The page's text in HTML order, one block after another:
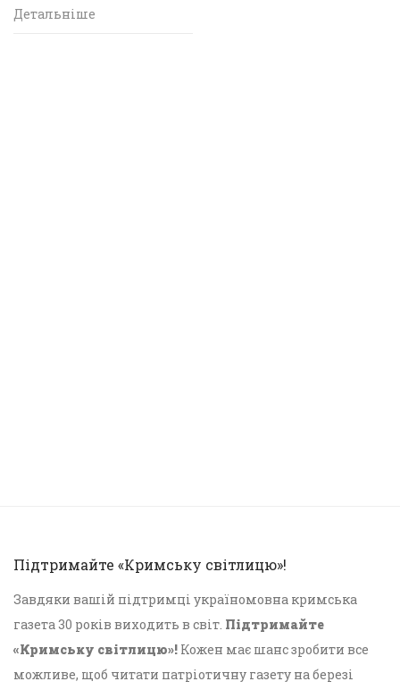
Детальніше
Підтримайте «Кримську світлицю»!
Завдяки вашій підтримці україномовна кримська
газета 30 років виходить в світ. Підтримайте
«Кримську світлицю»! Кожен має шанс зробити все
можливе, щоб читати патріотичну газету на березі